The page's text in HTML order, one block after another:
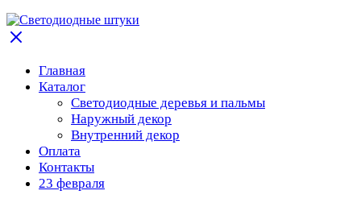
Главная
Каталог
Светодиодные деревья и пальмы
Наружный декор
Внутренний декор
Оплата
Контакты
23 февраля